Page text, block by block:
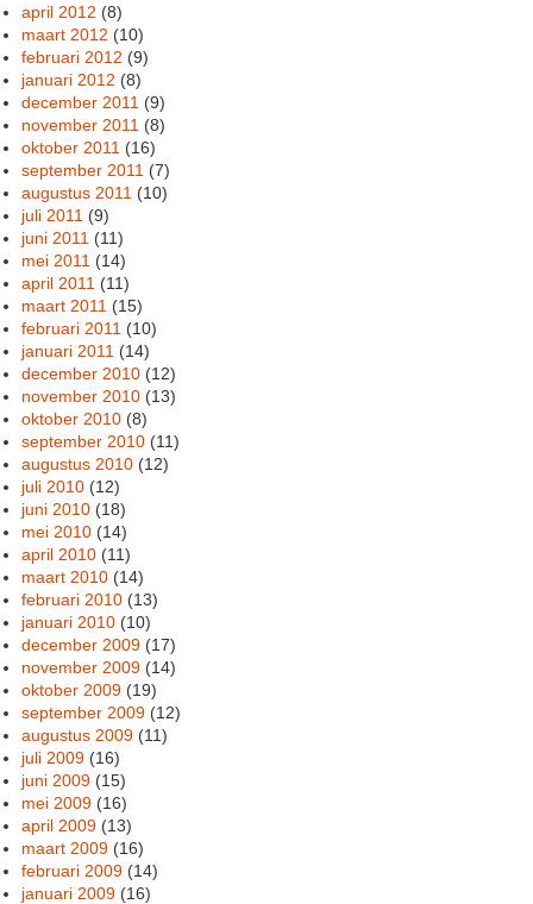
april 2012 (8)
maart 2012 (10)
februari 2012 (9)
januari 2012 (8)
december 2011 (9)
november 2011 (8)
oktober 2011 (16)
september 2011 (7)
augustus 2011 (10)
juli 2011 (9)
juni 2011 (11)
mei 2011 (14)
april 2011 (11)
maart 2011 (15)
februari 2011 (10)
januari 2011 (14)
december 2010 (12)
november 2010 (13)
oktober 2010 (8)
september 2010 (11)
augustus 2010 (12)
juli 2010 (12)
juni 2010 (18)
mei 2010 (14)
april 2010 (11)
maart 2010 (14)
februari 2010 (13)
januari 2010 (10)
december 2009 (17)
november 2009 (14)
oktober 2009 (19)
september 2009 (12)
augustus 2009 (11)
juli 2009 (16)
juni 2009 (15)
mei 2009 (16)
april 2009 (13)
maart 2009 (16)
februari 2009 (14)
januari 2009 (16)